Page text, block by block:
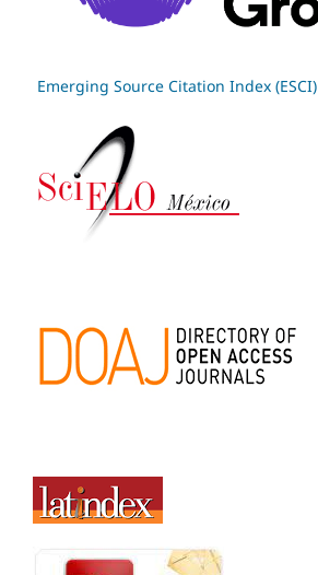
Emerging Source Citation Index (ESCI)